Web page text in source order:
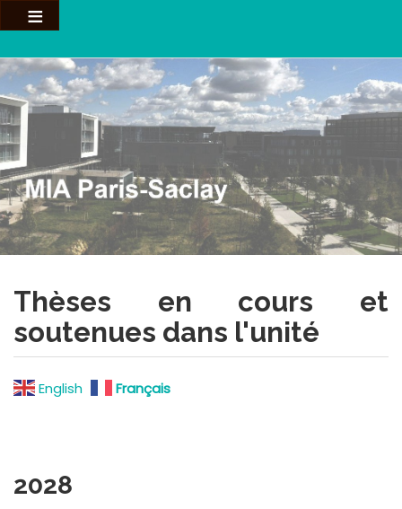
Aller
au
principal
Thèses en cours et
soutenues dans l'unité
English Français
2028